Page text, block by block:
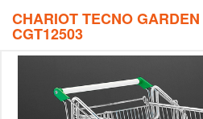
CHARIOT TECNO
CGT12503